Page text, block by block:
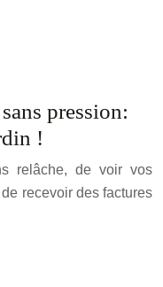
pression:
!
relâche, de voir vos
recevoir des factures